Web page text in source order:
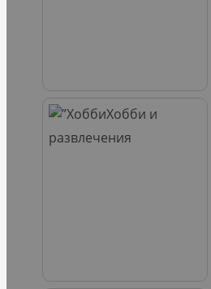
Хобби и
развлечения